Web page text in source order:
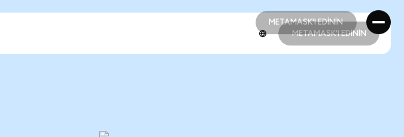
METAMASK'I EDİNİN
METAMASK'I EDİNİN
METAMASK'I EDİNİN